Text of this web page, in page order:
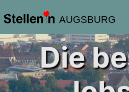
AUGSBURG
Die